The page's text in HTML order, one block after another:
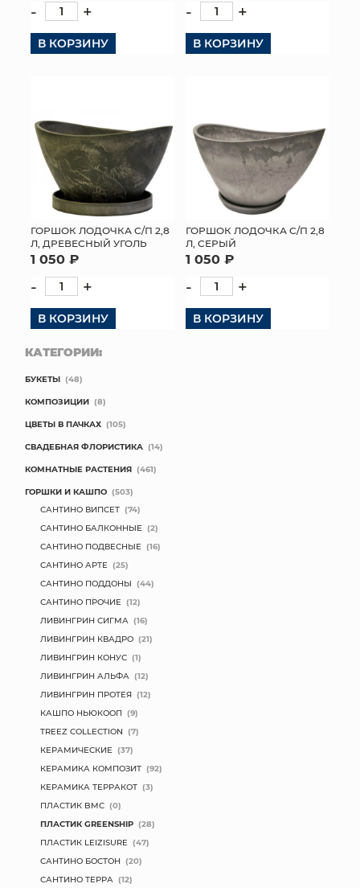
- +
В КОРЗИНУ
- +
В КОРЗИНУ
ГОРШОК ЛОДОЧКА С/П 2,8
Л, ДРЕВЕСНЫЙ УГОЛЬ
1 050 ₽
- +
В КОРЗИНУ
ГОРШОК ЛОДОЧКА С/П 2,8
Л, СЕРЫЙ
1 050 ₽
- +
В КОРЗИНУ
КАТЕГОРИИ:
БУКЕТЫ (48)
КОМПОЗИЦИИ (8)
ЦВЕТЫ В ПАЧКАХ (105)
СВАДЕБНАЯ ФЛОРИСТИКА (14)
КОМНАТНЫЕ РАСТЕНИЯ (461)
ГОРШКИ И КАШПО (503)
САНТИНО ВИПСЕТ (74)
САНТИНО БАЛКОННЫЕ (2)
САНТИНО ПОДВЕСНЫЕ (16)
САНТИНО АРТЕ (25)
САНТИНО ПОДДОНЫ (44)
САНТИНО ПРОЧИЕ (12)
ЛИВИНГРИН СИГМА (16)
ЛИВИНГРИН КВАДРО (21)
ЛИВИНГРИН КОНУС (1)
ЛИВИНГРИН АЛЬФА (12)
ЛИВИНГРИН ПРОТЕЯ (12)
КАШПО НЬЮКООП (9)
TREEZ COLLECTION (7)
КЕРАМИЧЕСКИЕ (37)
КЕРАМИКА КОМПОЗИТ (92)
КЕРАМИКА ТЕРРАКОТ (3)
ПЛАСТИК BMC (0)
ПЛАСТИК GREENSHIP (28)
ПЛАСТИК LEIZISURE (47)
САНТИНО БОСТОН (20)
САНТИНО ТЕРРА (12)